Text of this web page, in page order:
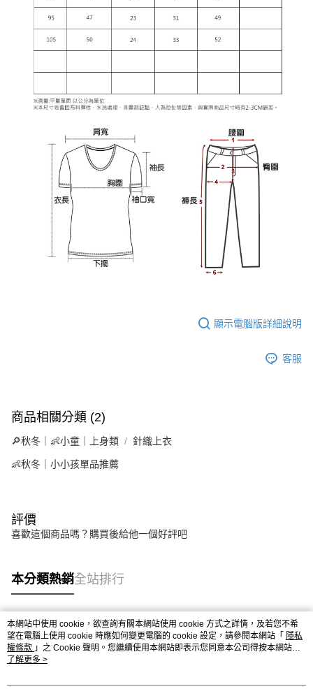
顯示電腦版詳細說明
客服
商品相關分類 (2)
🔎秋冬｜👶小童｜上身類 針織上衣
👶秋冬｜小小孩單品推薦
評價
喜歡這個商品嗎？購買後給他一個好評吧
本分類熱銷全站排行
熱門標籤
本網站中使用 cookie，欲查詢有關本網站使用 cookie 方式之詳情，及若您不希
望在電腦上使用 cookie 時應如何變更電腦的 cookie 設定，請參閱本網站「 隱私
權條款 」之 Cookie 聲明。您繼續使用本網站即表示您同意本公司得按本網站使
用條款之 Cookie 聲明使用 cookie。
了解更多 >